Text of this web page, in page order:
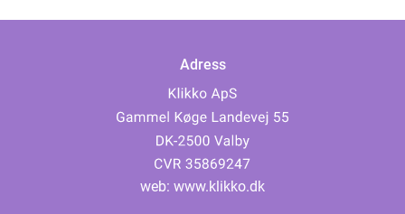
Adress
web: www.klikko.dk